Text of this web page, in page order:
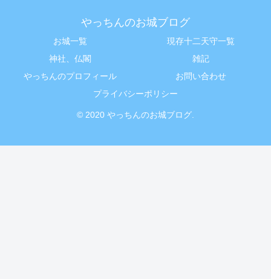
やっちんのお城ブログ
お城一覧
現存十二天守一覧
神社、仏閣
雑記
やっちんのプロフィール
お問い合わせ
プライバシーポリシー
© 2020 やっちんのお城ブログ.